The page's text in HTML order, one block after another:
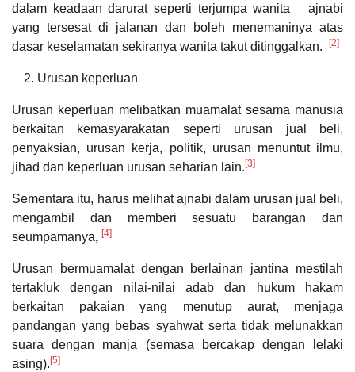
dalam keadaan darurat seperti terjumpa wanita ajnabi
yang tersesat di jalanan dan boleh menemaninya atas
dasar keselamatan sekiranya wanita takut ditinggalkan.
[2]
Urusan keperluan
Urusan keperluan melibatkan muamalat sesama manusia
berkaitan kemasyarakatan seperti urusan jual beli,
penyaksian, urusan kerja, politik, urusan menuntut ilmu,
jihad dan keperluan urusan seharian lain.[3]
Sementara itu, harus melihat ajnabi dalam urusan jual beli,
mengambil dan memberi sesuatu barangan dan
seumpamanya, [4]
Urusan bermuamalat dengan berlainan jantina mestilah
tertakluk dengan nilai-nilai adab dan hukum hakam
berkaitan pakaian yang menutup aurat, menjaga
pandangan yang bebas syahwat serta tidak melunakkan
suara dengan manja (semasa bercakap dengan lelaki
asing).[5]